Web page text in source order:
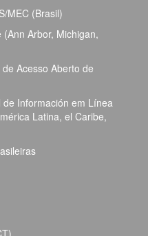
MEC (Brasil)
Arbor, Michigan,
Acesso Aberto de
de Información em Línea
Latina, el Caribe,